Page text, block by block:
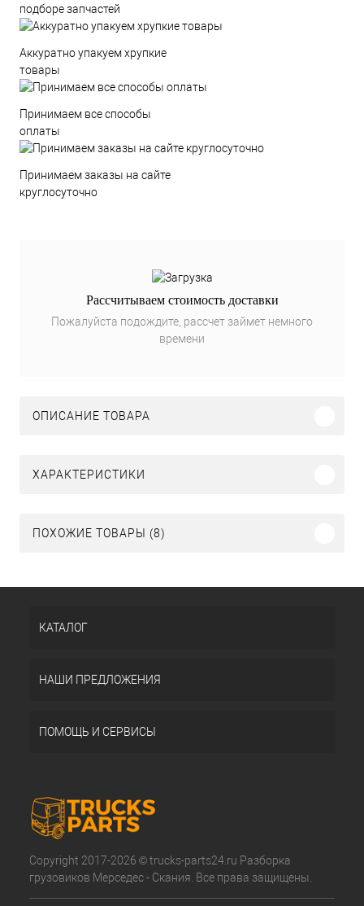
подборе запчастей
Аккуратно упакуем хрупкие
товары
Принимаем все способы
оплаты
Принимаем заказы на сайте
круглосуточно
Рассчитываем стоимость доставки
Пожалуйста подождите, рассчет займет немного
времени
ОПИСАНИЕ ТОВАРА
ХАРАКТЕРИСТИКИ
ПОХОЖИЕ ТОВАРЫ (8)
КАТАЛОГ
НАШИ ПРЕДЛОЖЕНИЯ
ПОМОЩЬ И СЕРВИСЫ
Copyright 2017-2026 © trucks-parts24.ru Разборка
грузовиков Мерседес - Скания. Все права защищены.